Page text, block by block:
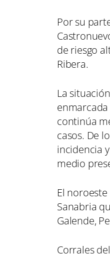
Por su
de riesgo
Ribera.
La
continúa
casos. De
incidencia
medio
El
Sanabria
Galende,
Corrales